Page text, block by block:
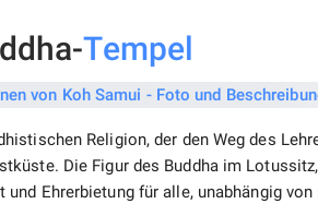
Tempel
Religion, der den Weg des
Die Figur des Buddha im
und Ehrerbietung für alle, unabhängig